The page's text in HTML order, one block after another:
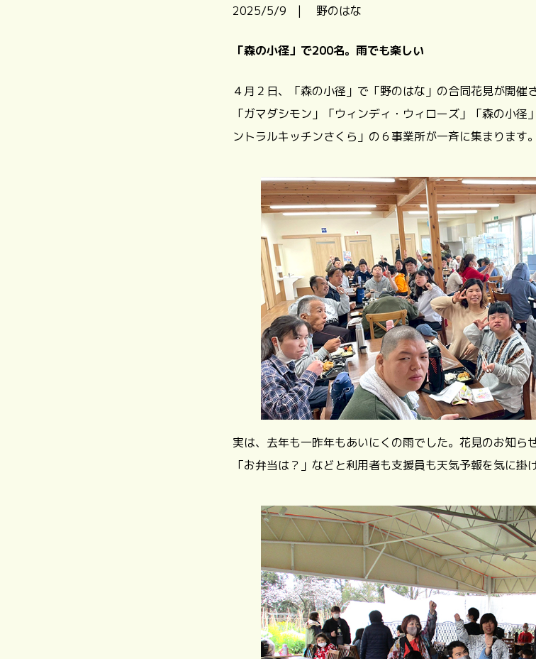
2025/5/9 | 野のはな
「森の小径」で200名。雨でも楽しい
４月２日、「森の小径」で「野のはな」の合同花見が開催
「ガマダシモン」「ウィンディ・ウィローズ」「森の小
ントラルキッチンさくら」の６事業所が一斉に集まります。
実は、去年も一昨年もあいにくの雨でした。花見のお知ら
「お弁当は？」などと利用者も支援員も天気予報を気に掛